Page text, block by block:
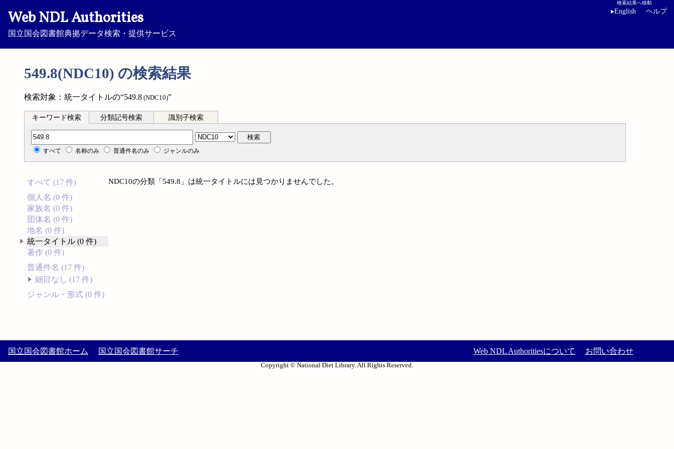
Web NDL Authorities
国立国会図書館典拠データ検索・提供サービス
検索結果へ移動
▸English ヘルプ
549.8(NDC10) の検索結果
検索対象：統一タイトルの“549.8 (NDC10)”
キーワード検索 分類記号検索 識別子検索
分類記号検索 検索
すべて 名称のみ 普通件名のみ ジャンルのみ
すべて (17 件)
個人名 (0 件)
家族名 (0 件)
団体名 (0 件)
地名 (0 件)
統一タイトル (0 件)
著作 (0 件)
普通件名 (17 件)
細目なし (17 件)
ジャンル・形式 (0 件)
NDC10の分類「549.8」は統一タイトルには見つかりませんでした。
国立国会図書館ホーム 国立国会図書館サーチ Web NDL Authoritiesについて お問い合わせ
Copyright © National Diet Library. All Rights Reserved.